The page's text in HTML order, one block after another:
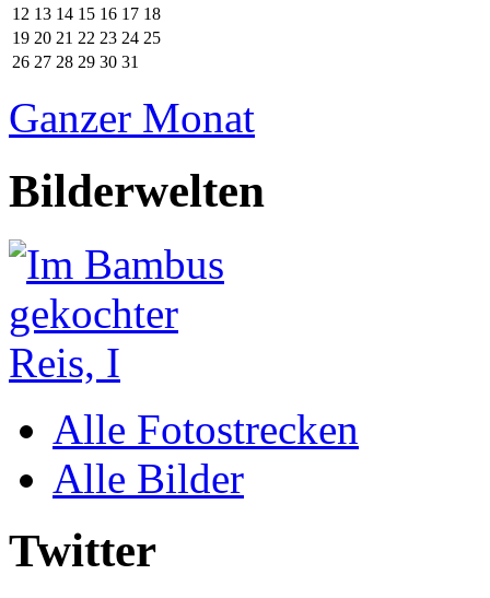
12 13 14 15 16 17 18
19 20 21 22 23 24 25
26 27 28 29 30 31
Ganzer Monat
Bilderwelten
Alle Fotostrecken
Alle Bilder
Twitter